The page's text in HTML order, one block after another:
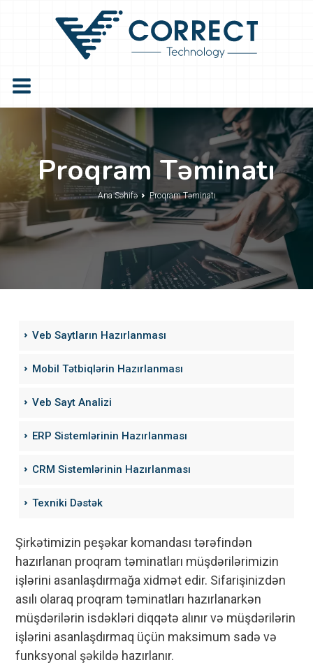
Proqram Təminatı
Ana Səhifə Proqram Təminatı
Veb Saytların Hazırlanması
Mobil Tətbiqlərin Hazırlanması
Veb Sayt Analizi
ERP Sistemlərinin Hazırlanması
CRM Sistemlərinin Hazırlanması
Texniki Dəstək
Şirkətimizin peşəkar komandası tərəfindən
hazırlanan proqram təminatları müşdərilərimizin
işlərini asanlaşdırmağa xidmət edir. Sifarişinizdən
asılı olaraq proqram təminatları hazırlanarkən
müşdərilərin isdəkləri diqqətə alınır və müşdərilərin
işlərini asanlaşdırmaq üçün maksimum sadə və
funksyonal şəkildə hazırlanır.